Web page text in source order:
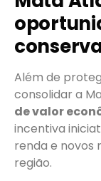
Além de
consolidar a
de valor
incentiva
renda e novos
região.